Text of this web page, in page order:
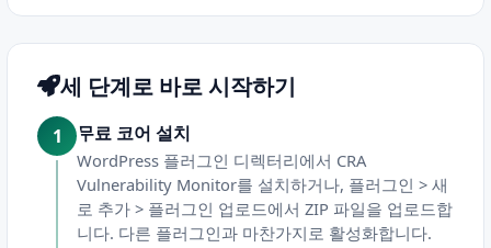
세 단계로 바로 시작하기
무료 코어 설치
WordPress 플러그인 디렉터리에서 CRA
Vulnerability Monitor를 설치하거나, 플러그인 > 새
로 추가 > 플러그인 업로드에서 ZIP 파일을 업로드합
니다. 다른 플러그인과 마찬가지로 활성화합니다.